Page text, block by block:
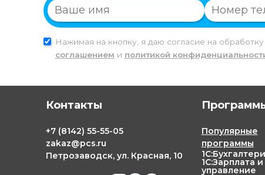
Нажимая на кнопку, я даю согласие на
соглашением и политикой
Контакты
+7 (8142) 55-55-05
zakaz@pcs.ru
Петрозаводск, ул. Красная, 10
Популярные
программы
1С:Зарплата и
управление